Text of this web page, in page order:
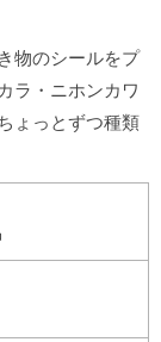
物のシールをプ
ラ・ニホンカワ
ょっとずつ種類